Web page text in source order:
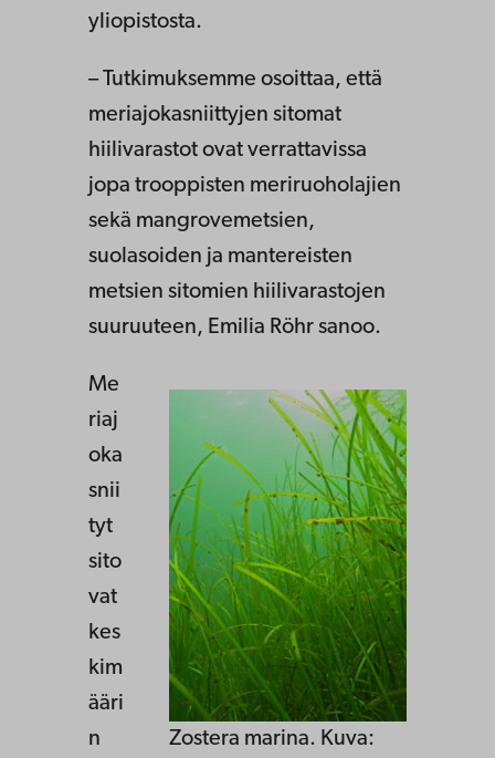
yliopistosta.
– Tutkimuksemme osoittaa, että
meriajokasniittyjen sitomat
hiilivarastot ovat verrattavissa
jopa trooppisten meriruoholajien
sekä mangrovemetsien,
suolasoiden ja mantereisten
metsien sitomien hiilivarastojen
suuruuteen, Emilia Röhr sanoo.
Zostera marina. Kuva:
Me
riaj
oka
snii
tyt
sito
vat
kes
kim
ääri
n